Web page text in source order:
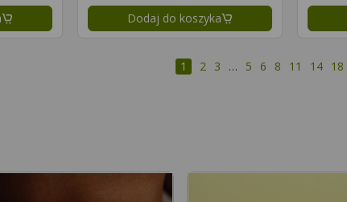
Dodaj do koszyka
1 2 3 … 5 6 8 11 14 18